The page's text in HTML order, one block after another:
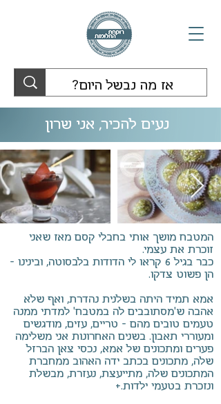
נעים להכיר, אני שרון
המטבח מושך אותי בחבלי קסם מאז שאני
זוכרת את עצמי.
כבר בגיל 6 קראו לי הדודות בלבסוטה, ובינינו –
הן פשוט צדקו.
אמא תמיד היתה בשלנית נהדרת, ואף שלא
אהבה ש'מסתובבים לה במטבח' למדתי ממנה
טעמים טובים מהם – טריים, עזים, מודגשים
ומעוררי תאבון. בשנים האחרונות אני משלימה
פערים ומתכונים של אמא, נכסי צאן הברזל
שלה, מתכונים בכתב ידה האהוב ממחברת
המתכונים שלה, מתייעצת, נעזרת, מבשלת
ונזכרת בטעמי ילדות.+